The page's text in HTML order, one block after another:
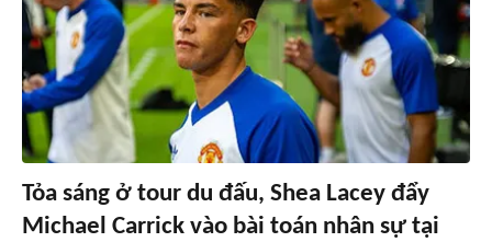
Tỏa sáng ở tour du đấu, Shea Lacey đẩy
Michael Carrick vào bài toán nhân sự tại